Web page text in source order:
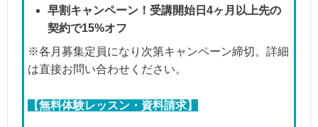
早割キャンペーン！受講開始日4ヶ月以上先の
契約で15%オフ
※各月募集定員になり次第キャンペーン締切。詳細
は直接お問い合わせください。
【無料体験レッスン・資料請求】